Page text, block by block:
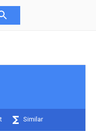
Similar